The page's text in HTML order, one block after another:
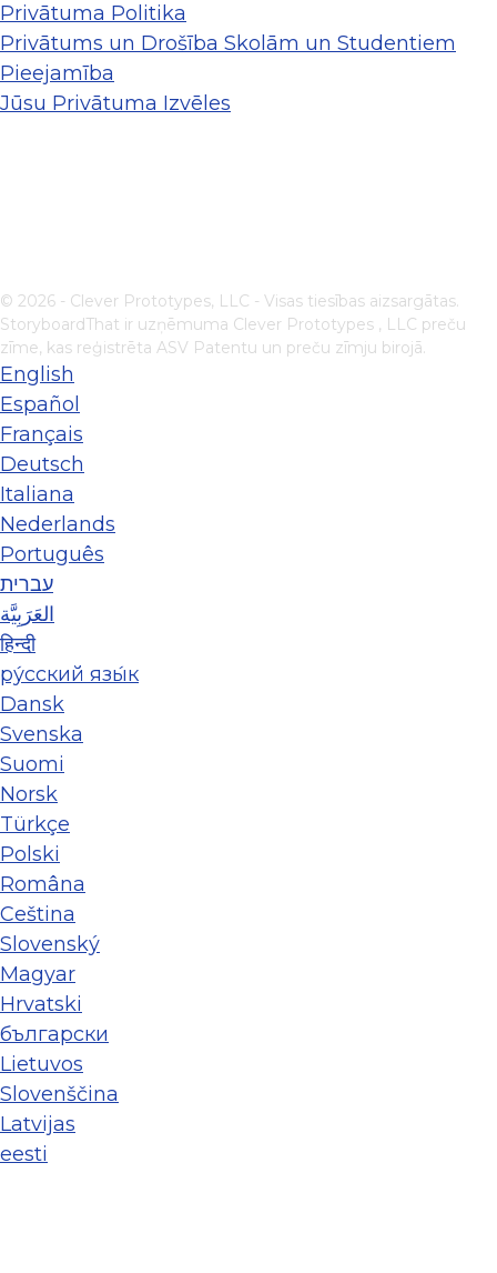
Privātuma Politika
Privātums un Drošība Skolām un Studentiem
Pieejamība
Jūsu Privātuma Izvēles
© 2026 - Clever Prototypes, LLC - Visas tiesības aizsargātas.
StoryboardThat ir uzņēmuma Clever Prototypes , LLC preču
zīme, kas reģistrēta ASV Patentu un preču zīmju birojā.
English
Español
Français
Deutsch
Italiana
Nederlands
Português
עברית
العَرَبِيَّة
हिन्दी
ру́сский язы́к
Dansk
Svenska
Suomi
Norsk
Türkçe
Polski
Româna
Ceština
Slovenský
Magyar
Hrvatski
български
Lietuvos
Slovenščina
Latvijas
eesti